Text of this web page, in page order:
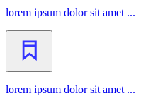
lorem ipsum dolor sit amet ...
lorem ipsum dolor sit amet ...